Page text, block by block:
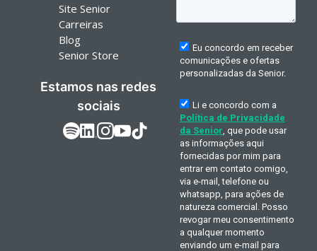
Site Senior
Carreiras
Blog
Senior Store
Estamos nas redes
sociais